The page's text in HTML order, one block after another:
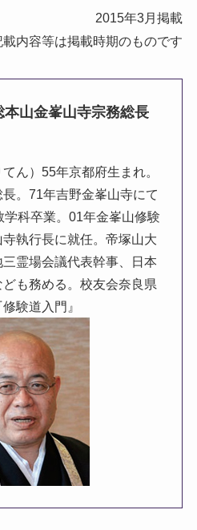
2015年3月掲載
内容等は掲載時期のものです
山金峯山寺宗務総長
ん）55年京都府生まれ。
。71年吉野金峯山寺にて
科卒業。01年金峯山修験
執行長に就任。帝塚山大
霊場会議代表幹事、日本
も務める。校友会奈良県
験道入門』